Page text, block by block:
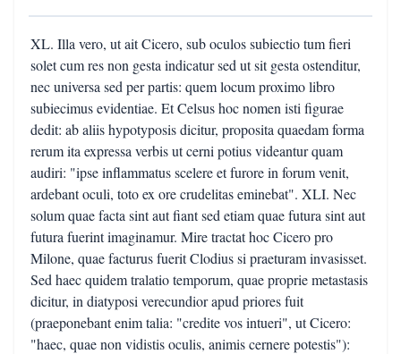
XL. Illa vero, ut ait Cicero, sub oculos subiectio tum fieri
solet cum res non gesta indicatur sed ut sit gesta ostenditur,
nec universa sed per partis: quem locum proximo libro
subiecimus evidentiae. Et Celsus hoc nomen isti figurae
dedit: ab aliis hypotyposis dicitur, proposita quaedam forma
rerum ita expressa verbis ut cerni potius videantur quam
audiri: "ipse inflammatus scelere et furore in forum venit,
ardebant oculi, toto ex ore crudelitas eminebat". XLI. Nec
solum quae facta sint aut fiant sed etiam quae futura sint aut
futura fuerint imaginamur. Mire tractat hoc Cicero pro
Milone, quae facturus fuerit Clodius si praeturam invasisset.
Sed haec quidem tralatio temporum, quae proprie metastasis
dicitur, in diatyposi verecundior apud priores fuit
(praeponebant enim talia: "credite vos intueri", ut Cicero:
"haec, quae non vidistis oculis, animis cernere potestis"):